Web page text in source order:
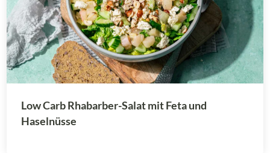
Low Carb Rhabarber-Salat mit Feta und
Haselnüsse